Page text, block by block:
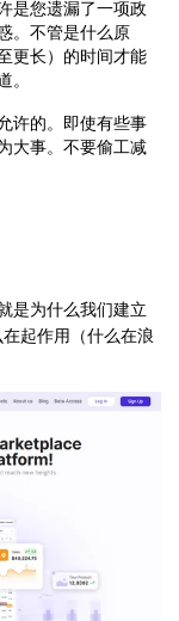
是您遗漏了一项政
。不管是什么原
更长）的时间才能
。
许的。即使有些事
大事。不要偷工减
是为什么我们建立
起作用（什么在浪